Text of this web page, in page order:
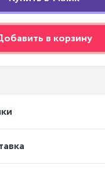
в корзину